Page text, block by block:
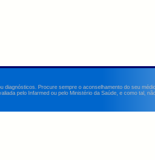
Procure sempre o aconselhamento do seu
pelo Infarmed ou pelo Ministério da Saúde, e como tal,